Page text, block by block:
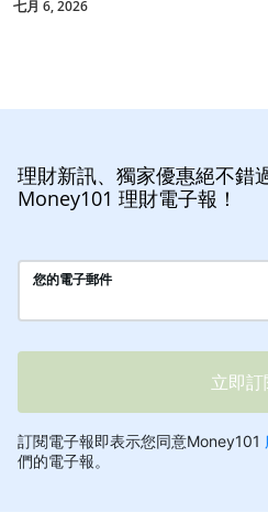
七月 6, 2026
理財新訊、獨家優惠絕不錯
Money101 理財電子報！